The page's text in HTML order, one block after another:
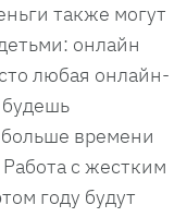
также могут
онлайн
любая онлайн-
времени
с жестким
году будут